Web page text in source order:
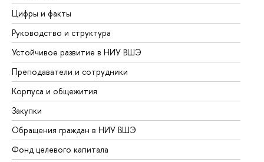
Цифры и факты
Руководство и структура
Устойчивое развитие в НИУ ВШЭ
Преподаватели и сотрудники
Корпуса и общежития
Закупки
Обращения граждан в НИУ ВШЭ
Фонд целевого капитала